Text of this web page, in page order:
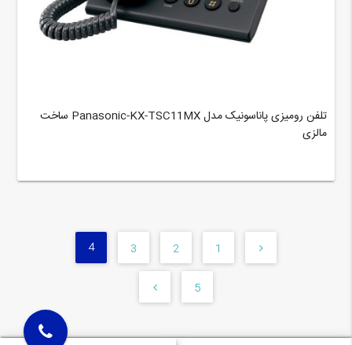
تلفن رومیزی پاناسونیک مدل Panasonic-KX-TSC11MX ساخت
مالزی
1
2
3
4
5